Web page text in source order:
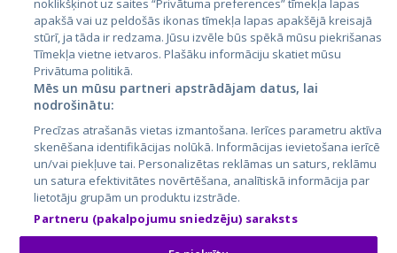
City24.lv
City24.ee
GetaPro.lv
GetaPro.ee
Skelbiu.lt
Autoplius.lt
Aruodas.lt
Kainos.lt
Paslaugos.lt
auto24.ee
KV.ee
Osta.ee
KuldneBörs.ee
noklikšķinot uz saites “Privātuma preferences” tīmekļa lapas
apakšā vai uz peldošās ikonas tīmekļa lapas apakšējā kreisajā
stūrī, ja tāda ir redzama. Jūsu izvēle būs spēkā mūsu piekrišanas
Tīmekļa vietne ietvaros. Plašāku informāciju skatiet mūsu
Privātuma politikā.
Mēs un mūsu partneri apstrādājam datus, lai
nodrošinātu:
Precīzas atrašanās vietas izmantošana. Ierīces parametru aktīva
skenēšana identifikācijas nolūkā. Informācijas ievietošana ierīcē
un/vai piekļuve tai. Personalizētas reklāmas un saturs, reklāmu
un satura efektivitātes novērtēšana, analītiskā informācija par
lietotāju grupām un produktu izstrāde.
Partneru (pakalpojumu sniedzēju) saraksts